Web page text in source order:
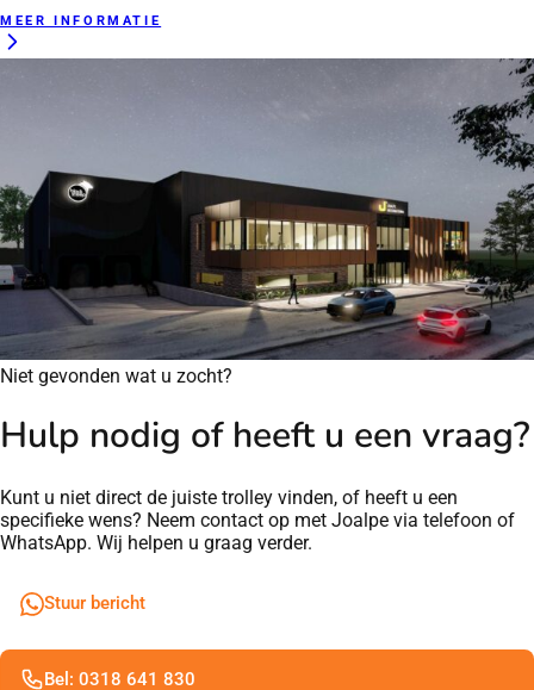
MEER INFORMATIE
Niet gevonden wat u zocht?
Hulp nodig of heeft u een vraag?
Kunt u niet direct de juiste trolley vinden, of heeft u een
specifieke wens? Neem contact op met Joalpe via telefoon of
WhatsApp. Wij helpen u graag verder.
Stuur bericht
Bel: 0318 641 830